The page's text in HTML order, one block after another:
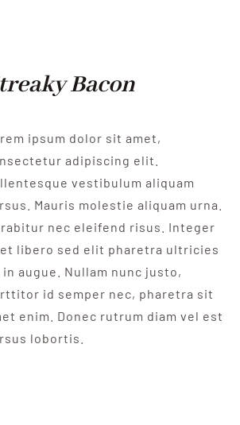
Bacon
ipsum dolor sit amet,
adipiscing elit.
vestibulum aliquam
Mauris molestie aliquam urna.
nec eleifend risus. Integer
libero sed elit pharetra ultricies
in augue. Nullam nunc justo,
id semper nec, pharetra sit
enim. Donec rutrum diam vel est
lobortis.